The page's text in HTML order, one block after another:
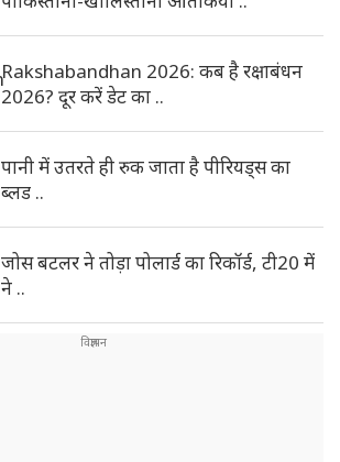
Rakshabandhan 2026: कब है रक्षाबंधन
2026? दूर करें डेट का ..
पानी में उतरते ही रुक जाता है पीरियड्स का
ब्लड ..
जोस बटलर ने तोड़ा पोलार्ड का रिकॉर्ड, टी20 में
ने ..